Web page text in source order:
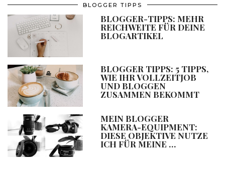
BLOGGER TIPPS
BLOGGER-TIPPS: MEHR
REICHWEITE FÜR DEINE
BLOGARTIKEL
BLOGGER TIPPS: 5 TIPPS,
WIE IHR VOLLZEITJOB
UND BLOGGEN
ZUSAMMEN BEKOMMT
MEIN BLOGGER
KAMERA-EQUIPMENT:
DIESE OBJEKTIVE NUTZE
ICH FÜR MEINE …